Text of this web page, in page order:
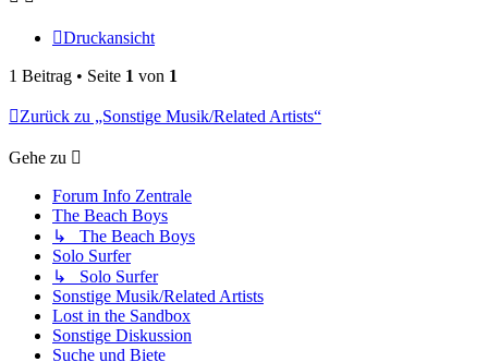
Druckansicht
1 Beitrag • Seite 1 von 1
Zurück zu „Sonstige Musik/Related Artists“
Gehe zu
Forum Info Zentrale
The Beach Boys
↳ The Beach Boys
Solo Surfer
↳ Solo Surfer
Sonstige Musik/Related Artists
Lost in the Sandbox
Sonstige Diskussion
Suche und Biete